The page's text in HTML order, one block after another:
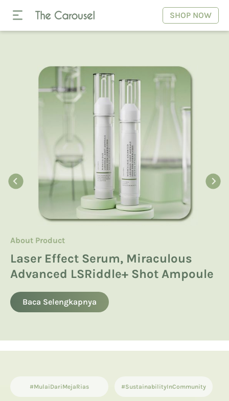
SHOP NOW
About Product
Laser Effect Serum, Miraculous
Advanced LSRiddle+ Shot Ampoule
Baca Selengkapnya
Hyaluronic Acid
Kandungan Skincare yang Boleh
dan Tidak Boleh untuk Ibu Hamil
Baca Selengkapnya
Manfaatkan Spikula, Inilah Avoskin
Miraculous LSRiddle+ Shot
Ampoule
Baca Selengkapnya
Product Knowledge
13 List Produk Avoskin Terbaik dan
Terlaris
#MulaiDariMejaRias #SustainabilityInCommunity